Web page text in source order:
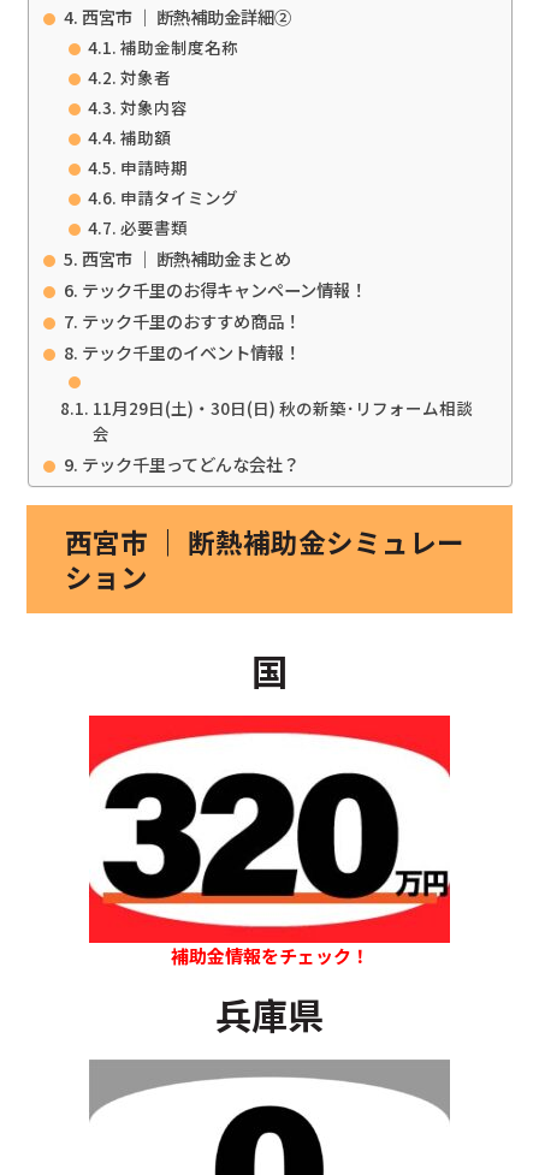
西宮市 ｜ 断熱補助金詳細②
補助金制度名称
対象者
対象内容
補助額
申請時期
申請タイミング
必要書類
西宮市 ｜ 断熱補助金まとめ
テック千里のお得キャンペーン情報！
テック千里のおすすめ商品！
テック千里のイベント情報！
11月29日(土)・30日(日) 秋の新築･リフォーム相談
会
テック千里ってどんな会社？
西宮市 ｜ 断熱補助金シミュレー
ション
国
補助金情報をチェック！
兵庫県